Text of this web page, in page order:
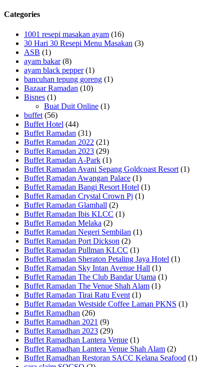
Categories
1001 resepi masakan ayam (16)
30 Hari 30 Resepi Menu Masakan (3)
ASB (1)
ayam bakar(8)
ayam black pepper(1)
bancuhan tepung goreng (1)
Bazaar Ramadan (10)
Bisnes (1)
Buat Duit Online (1)
buffet (56)
Buffet Hotel (44)
Buffet Ramadan (31)
Buffet Ramadan 2022 (21)
Buffet Ramadan 2023 (29)
Buffet Ramadan A-Park (1)
Buffet Ramadan Avani Sepang Goldcoast Resort (1)
Buffet Ramadan Awangan Palace (1)
Buffet Ramadan Bangi Resort Hotel (1)
Buffet Ramadan Crystal Crown Pj (1)
Buffet Ramadan Glamhall (2)
Buffet Ramadan Ibis KLCC (1)
Buffet Ramadan Melaka (2)
Buffet Ramadan Negeri Sembilan (1)
Buffet Ramadan Port Dickson (2)
Buffet Ramadan Pullman KLCC (1)
Buffet Ramadan Sheraton Petaling Jaya Hotel (1)
Buffet Ramadan Sky Intan Avenue Hall (1)
Buffet Ramadan The Club Bandar Utama (1)
Buffet Ramadan The Venue Shah Alam (1)
Buffet Ramadan Tirai Ratu Event (1)
Buffet Ramadan Westside Coffee Laman PKNS (1)
Buffet Ramadhan (26)
Buffet Ramadhan 2021 (9)
Buffet Ramadhan 2023 (29)
Buffet Ramadhan Lantera Venue (1)
Buffet Ramadhan Lantera Venue Shah Alam (2)
Buffet Ramadhan Restoran SACC Kelana Seafood (1)